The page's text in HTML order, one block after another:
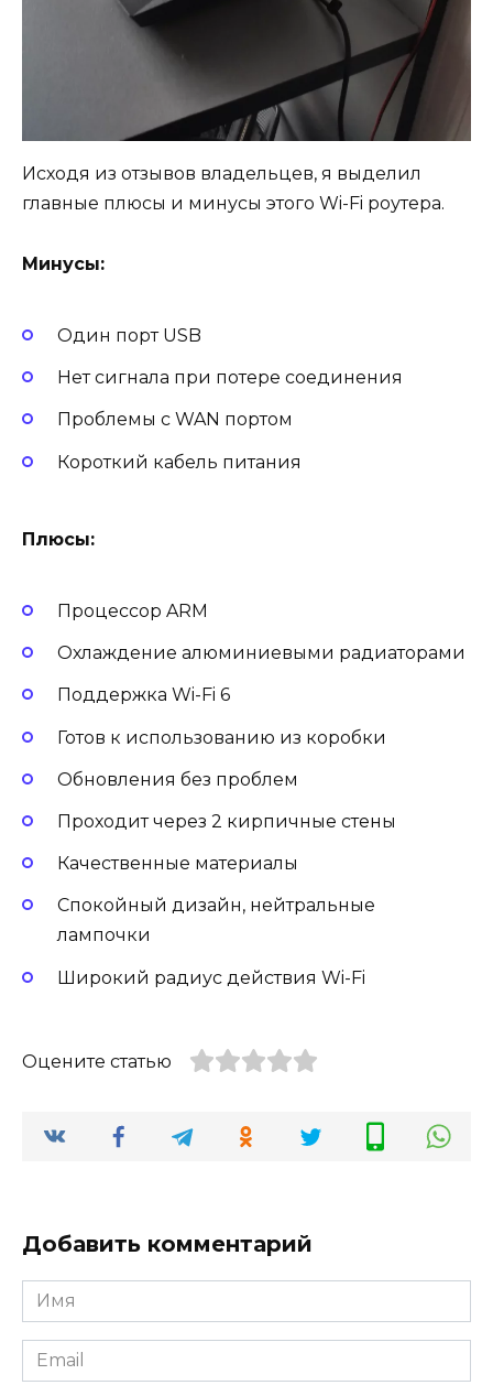
Исходя из отзывов владельцев, я выделил
главные плюсы и минусы этого Wi-Fi роутера.
Минусы:
Один порт USB
Нет сигнала при потере соединения
Проблемы с WAN портом
Короткий кабель питания
Плюсы:
Процессор ARM
Охлаждение алюминиевыми радиаторами
Поддержка Wi-Fi 6
Готов к использованию из коробки
Обновления без проблем
Проходит через 2 кирпичные стены
Качественные материалы
Спокойный дизайн, нейтральные
лампочки
Широкий радиус действия Wi-Fi
Оцените статью
Добавить комментарий
Имя
Email